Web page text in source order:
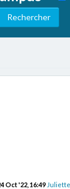
Oct '22, 16:49